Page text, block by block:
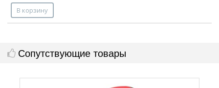
В корзину
Сопутствующие товары